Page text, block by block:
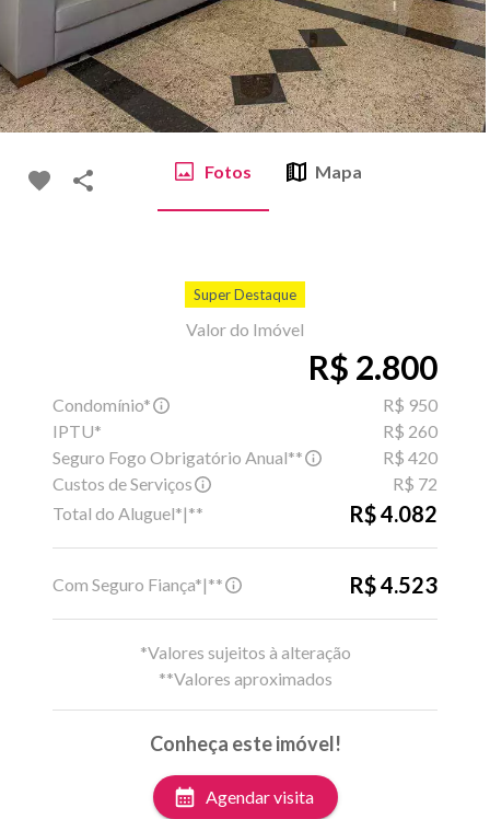
Fotos Mapa
Super Destaque
Valor do Imóvel
R$ 2.800
Condomínio*
R$ 950
IPTU*
R$ 260
Seguro Fogo Obrigatório Anual**
R$ 420
Custos de Serviços
R$ 72
Total do Aluguel*|**
R$ 4.082
Com Seguro Fiança*|** R$ 4.523
*Valores sujeitos à alteração
**Valores aproximados
Conheça este imóvel!
Agendar visita